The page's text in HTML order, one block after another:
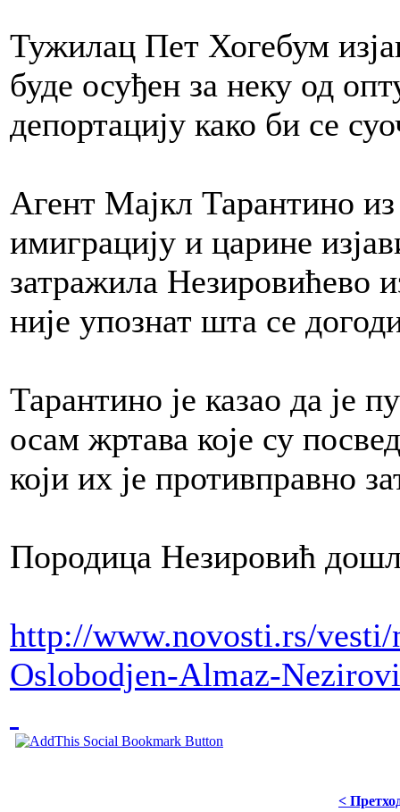
Тужилац Пет Хогебум
буде осуђен за неку од
депортацију како би се
Агент Мајкл Тарантино
имиграцију и царине
затражила Незировићево
није упознат шта се
Тарантино је казао да је
осам жртава које су
који их је противправно
Породица Незировић
http://www.novosti.rs/
Oslobodjen-Almaz-
<